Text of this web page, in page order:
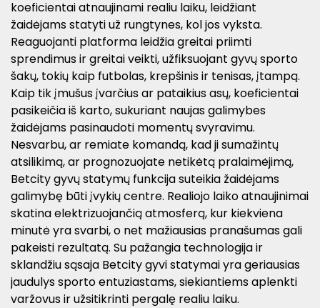
koeficientai atnaujinami realiu laiku, leidžiant
žaidėjams statyti už rungtynes, kol jos vyksta.
Reaguojanti platforma leidžia greitai priimti
sprendimus ir greitai veikti, užfiksuojant gyvų sporto
šakų, tokių kaip futbolas, krepšinis ir tenisas, įtampą.
Kaip tik įmušus įvarčius ar pataikius asų, koeficientai
pasikeičia iš karto, sukuriant naujas galimybes
žaidėjams pasinaudoti momentų svyravimu.
Nesvarbu, ar remiate komandą, kad ji sumažintų
atsilikimą, ar prognozuojate netikėtą pralaimėjimą,
Betcity gyvų statymų funkcija suteikia žaidėjams
galimybę būti įvykių centre. Realiojo laiko atnaujinimai
skatina elektrizuojančią atmosferą, kur kiekviena
minutė yra svarbi, o net mažiausias pranašumas gali
pakeisti rezultatą. Su pažangia technologija ir
sklandžiu sąsaja Betcity gyvi statymai yra geriausias
jaudulys sporto entuziastams, siekiantiems aplenkti
varžovus ir užsitikrinti pergalę realiu laiku.